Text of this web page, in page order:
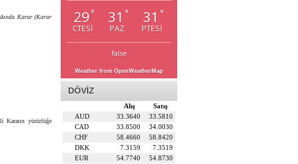
Karar (Karar
Kararın yürürlüğe
29 °
CTESI
31 °
PAZ
31 °
PTESI
false
Weather from OpenWeatherMap
DÖVİZ
Satış
Alış
AUD
33.5810
33.3640
CAD
34.0030
33.8500
CHF
58.8420
58.4660
DKK
7.3519
7.3159
EUR
54.8730
54.7740